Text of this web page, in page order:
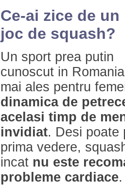
Ce-ai zice de un
joc de squash?
Un sport prea putin
cunoscut in
mai ales pentru
dinamica de
acelasi timp de
invidiat. Desi poate
prima vedere,
incat nu este
probleme cardiace.